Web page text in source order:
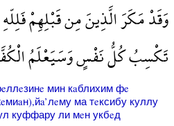
وَقَدْ مَكَرَ الَّذِينَ مِن قَبْلِهِمْ
تَكْسِبُ كُلُّ نَفْسٍ وَسَيَعْلَمُ
мин кaблихим фe
ма тeксибу куллу
куффару ли мeн укбeд